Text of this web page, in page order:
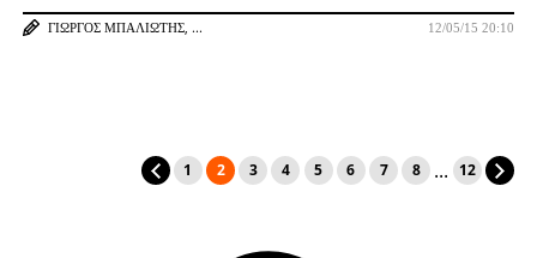
ΓΙΏΡΓΟΣ ΜΠΑΛΙΏΤΗΣ 12/05/15 20:10
1 2 3 4 5 6 7 8 ... 12